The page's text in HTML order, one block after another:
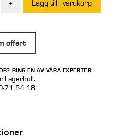
+ Lägg till i varukorg
offert
RING EN AV VÅRA EXPERTER
Lagerhult
71 54 18